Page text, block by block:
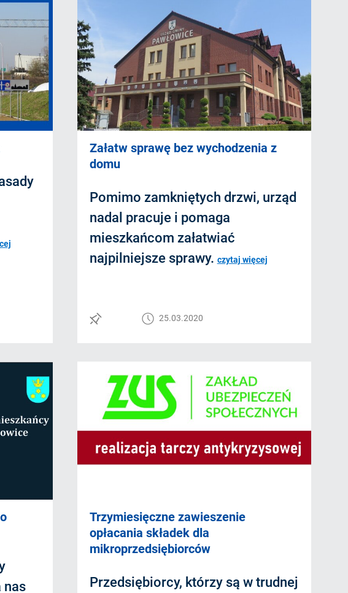
Załatw sprawę bez wychodzenia z
domu
Pomimo zamkniętych drzwi, urząd
nadal pracuje i pomaga
mieszkańcom załatwiać
najpilniejsze sprawy. czytaj więcej
25.03.2020
nas
Trzymiesięczne zawieszenie
opłacania składek dla
mikroprzedsiębiorców
Przedsiębiorcy, którzy są w trudnej